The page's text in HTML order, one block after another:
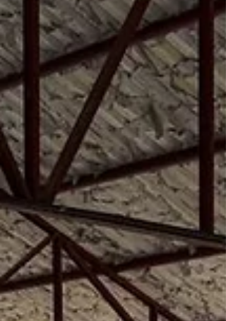
brasileiros. Promovida pela Confederação
Nacional de Municípios (CMN), a
mobilização é considerada um dos
principais espaços de diálogo entre